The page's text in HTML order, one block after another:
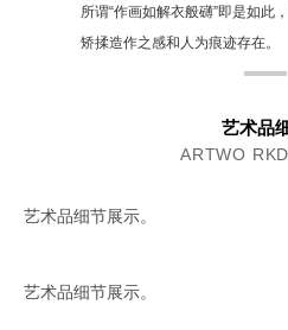
所谓“作画如解衣般礴”即是如此
矫揉造作之感和人为痕迹存在。
艺术品
ARTWO
艺术品细节展示。
艺术品细节展示。